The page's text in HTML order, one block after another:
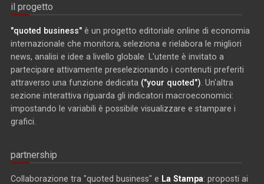
il progetto
"quoted business" è un progetto editoriale online di economia
internazionale che monitora, seleziona e rielabora le migliori
news, analisi e idee a livello globale. L'utente è invitato a
partecipare attivamente preselezionando i contenuti preferiti
attraverso una funzione dedicata ("your quoted") . Un'altra
sezione interattiva riguarda gli indicatori macroeconomici:
impostando le variabili è possibile visualizzare e stampare i
grafici.
partnership
Collaborazione tra "quoted business" e La Stampa: proposti ai